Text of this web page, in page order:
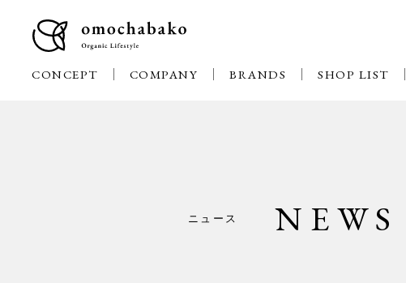
CONCEPT COMPANY BRANDS SHOP LIST
ニュース NEWS